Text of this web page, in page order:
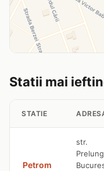
Statii mai
STATIE
Petrom
str.